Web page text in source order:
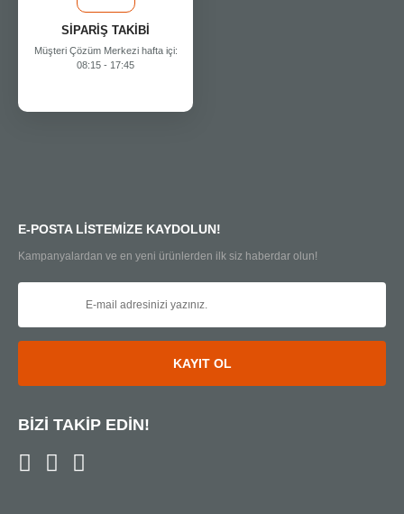
SİPARİŞ TAKİBİ
Müşteri Çözüm Merkezi hafta içi:
08:15 - 17:45
E-POSTA LİSTEMİZE KAYDOLUN!
Kampanyalardan ve en yeni ürünlerden ilk siz haberdar olun!
KAYIT OL
BİZİ TAKİP EDİN!